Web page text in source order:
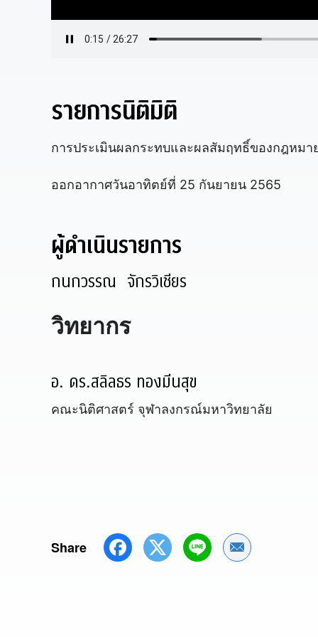
รายการนิติมิติ
การประเมินผลกระทบและผลสัมฤทธิ์ของกฎหมา
ออกอากาศวันอาทิตย์ที่ 25 กันยายน 2565
ผู้ดำเนินรายการ
กนกวรรณ จักรวิเชียร
วิทยากร
อ. ดร.สลิลธร ทองมีนสุข
คณะนิติศาสตร์ จุฬาลงกรณ์มหาวิทยาลัย
Share Share by Email